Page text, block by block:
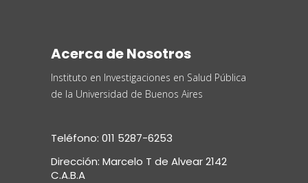
Acerca de Nosotros
Instituto en Investigaciones en Salud Pública
de la Universidad de Buenos Aires
Teléfono: 011 5287-6253
Dirección: Marcelo T de Alvear 2142
C.A.B.A